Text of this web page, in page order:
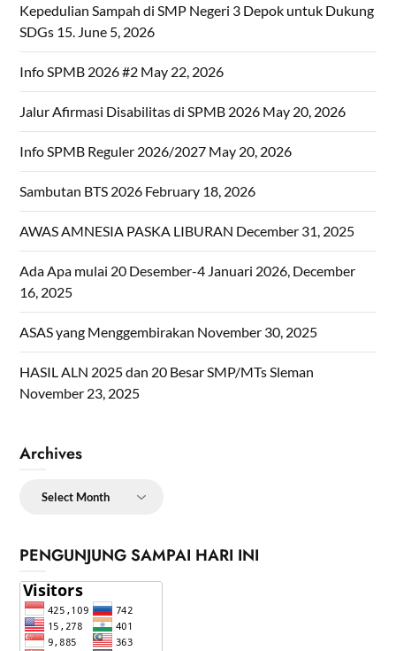
Kepedulian Sampah di SMP Negeri 3 Depok untuk Dukung
SDGs 15. June 5, 2026
Info SPMB 2026 #2 May 22, 2026
Jalur Afirmasi Disabilitas di SPMB 2026 May 20, 2026
Info SPMB Reguler 2026/2027 May 20, 2026
Sambutan BTS 2026 February 18, 2026
AWAS AMNESIA PASKA LIBURAN December 31, 2025
Ada Apa mulai 20 Desember-4 Januari 2026, December
16, 2025
ASAS yang Menggembirakan November 30, 2025
HASIL ALN 2025 dan 20 Besar SMP/MTs Sleman
November 23, 2025
Archives
PENGUNJUNG SAMPAI HARI INI